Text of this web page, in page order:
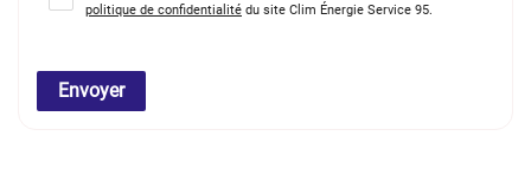
politique de confidentialité du site Clim Énergie Service 95.
Envoyer